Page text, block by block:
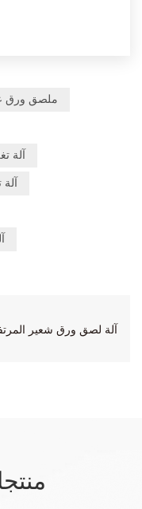
ملصق ورق
آلة
آلة
آلة لصق ورق شعير